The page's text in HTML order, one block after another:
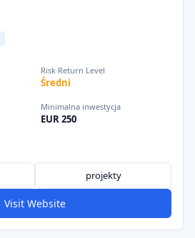
Risk Return Level
Średni
Minimalna inwestycja
EUR 250
projekty
Visit Website